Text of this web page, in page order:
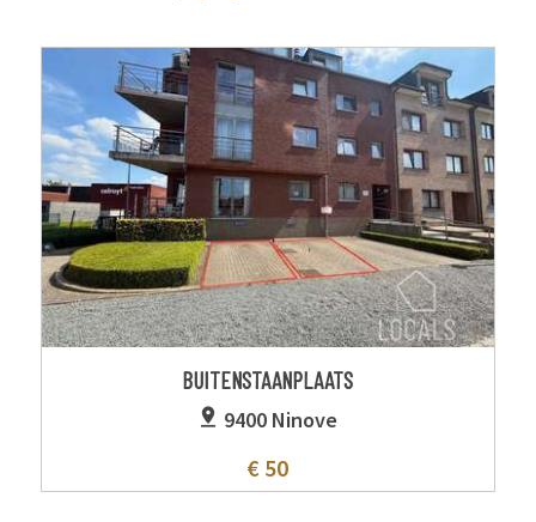
BUITENSTAANPLAATS
9400 Ninove
€ 50